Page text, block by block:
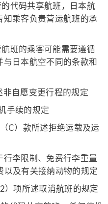
代码共享航班，日本航
乘客负责营运航班的承
班的乘客可能需要遵循
日本航空不同的条款和
非自愿变更行程的规定
手续的规定
C）款所述拒绝运载及运
行李限制、免费行李重量
以及有关接纳动物的规定
）项所述取消航班的规定